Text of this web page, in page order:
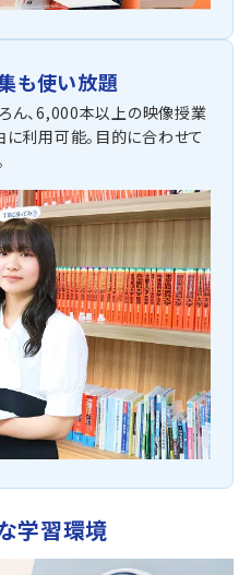
も使い放題
ん、6,000本以上の映像授業
に利用可能。目的に合わせて
学習環境